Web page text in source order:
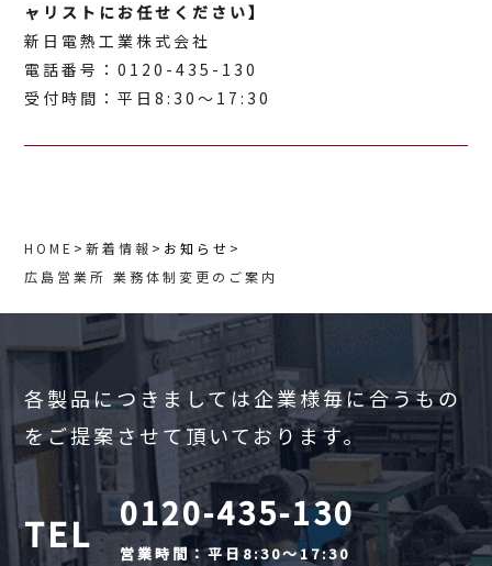
ャリストにお任せください】
新日電熱工業株式会社
電話番号：0120-435-130
受付時間：平日8:30～17:30
HOME >新着情報 > お知らせ >
広島営業所 業務体制変更のご案内
各製品につきましては企業様毎に合うもの
をご提案させて頂いております。
TEL 0120-435-130
営業時間：平日8:30～17:30